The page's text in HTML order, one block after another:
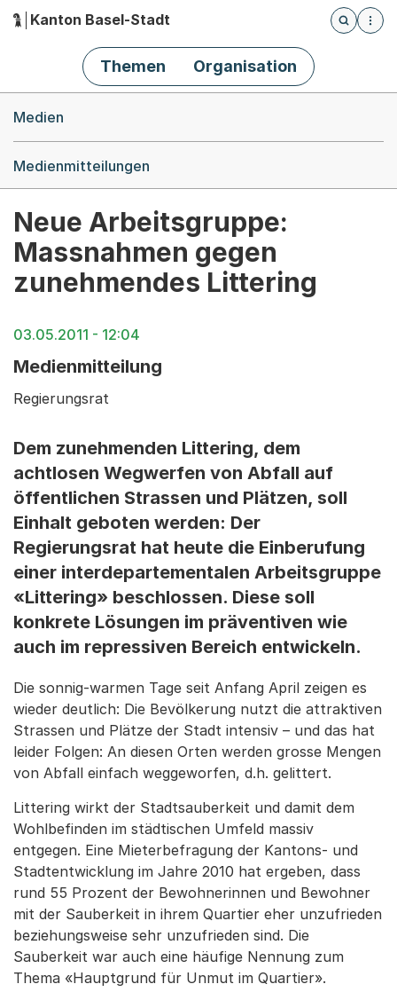
Hauptnavigation
Kanton Basel-Stadt
Öffnet
Themen Organisation
Medien
Medienmitteilungen
Neue Arbeitsgruppe:
Massnahmen gegen
zunehmendes Littering
03.05.2011 - 12:04
Medienmitteilung
Regierungsrat
Dem zunehmenden Littering, dem
achtlosen Wegwerfen von Abfall auf
öffentlichen Strassen und Plätzen, soll
Einhalt geboten werden: Der
Regierungsrat hat heute die Einberufung
einer interdepartementalen Arbeitsgruppe
«Littering» beschlossen. Diese soll
konkrete Lösungen im präventiven wie
auch im repressiven Bereich entwickeln.
Die sonnig-warmen Tage seit Anfang April zeigen es
wieder deutlich: Die Bevölkerung nutzt die attraktiven
Strassen und Plätze der Stadt intensiv – und das hat
leider Folgen: An diesen Orten werden grosse Mengen
von Abfall einfach weggeworfen, d.h. gelittert.
Littering wirkt der Stadtsauberkeit und damit dem
Wohlbefinden im städtischen Umfeld massiv
entgegen. Eine Mieterbefragung der Kantons- und
Stadtentwicklung im Jahre 2010 hat ergeben, dass
rund 55 Prozent der Bewohnerinnen und Bewohner
mit der Sauberkeit in ihrem Quartier eher unzufrieden
beziehungsweise sehr unzufrieden sind. Die
Sauberkeit war auch eine häufige Nennung zum
Thema «Hauptgrund für Unmut im Quartier».